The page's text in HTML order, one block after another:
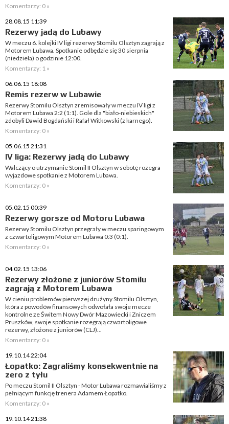
Komentarzy: 0 »
28.08.15 11:39
Rezerwy jadą do Lubawy
W meczu 6. kolejki IV ligi rezerwy Stomilu Olsztyn zagrają z
Motorem Lubawa. Spotkanie odbędzie się 30 sierpnia
(niedziela) o godzinie 12:00.
Komentarzy: 1 »
06.06.15 18:08
Remis rezerw w Lubawie
Rezerwy Stomilu Olsztyn zremisowały w meczu IV ligi z
Motorem Lubawa 2:2 (1:1). Gole dla "biało-niebieskich"
zdobyli Dawid Bogdański i Rafał Witkowski (z karnego).
Komentarzy: 0 »
05.06.15 21:31
IV liga: Rezerwy jadą do Lubawy
Walczący o utrzymanie Stomil II Olsztyn w sobotę rozegra
wyjazdowe spotkanie z Motorem Lubawa.
Komentarzy: 0 »
05.02.15 00:39
Rezerwy gorsze od Motoru Lubawa
Rezerwy Stomilu Olsztyn przegrały w meczu sparingowym
z czwartoligowym Motorem Lubawa 0:3 (0:1).
Komentarzy: 0 »
04.02.15 13:06
Rezerwy złożone z juniorów Stomilu
zagrają z Motorem Lubawa
W cieniu problemów pierwszej drużyny Stomilu Olsztyn,
która z powodów finansowych odwołała swoje mecze
kontrolne ze Świtem Nowy Dwór Mazowiecki i Zniczem
Pruszków, swoje spotkanie rozegrają czwartoligowe
rezerwy, złożone z juniorów (CLJ)...
Komentarzy: 0 »
19.10.14 22:04
Łopatko: Zagraliśmy konsekwentnie na
zero z tyłu
Po meczu Stomil II Olsztyn - Motor Lubawa rozmawialiśmy z
pełniącym funkcję trenera Adamem Łopatko.
Komentarzy: 0 »
19.10.14 21:38